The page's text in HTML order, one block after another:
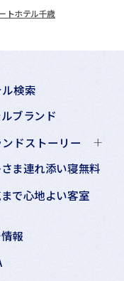
トホテル千歳
検索
ブランド
ドストーリー
ま連れ添い寝無料
で心地よい客室
報